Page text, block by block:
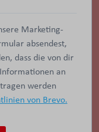
Marketing-
absendest,
dass die von dir
an
werden
von Brevo.